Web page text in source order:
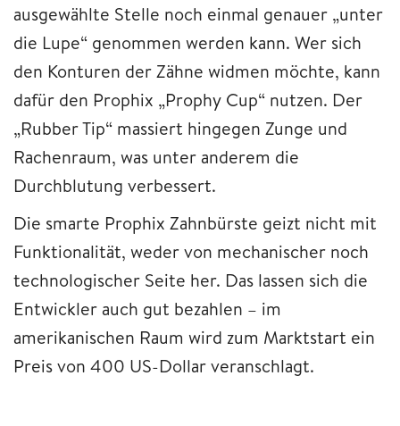
ausgewählte Stelle noch einmal genauer „unter
die Lupe“ genommen werden kann. Wer sich
den Konturen der Zähne widmen möchte, kann
dafür den Prophix „Prophy Cup“ nutzen. Der
„Rubber Tip“ massiert hingegen Zunge und
Rachenraum, was unter anderem die
Durchblutung verbessert.
Die smarte Prophix Zahnbürste geizt nicht mit
Funktionalität, weder von mechanischer noch
technologischer Seite her. Das lassen sich die
Entwickler auch gut bezahlen – im
amerikanischen Raum wird zum Marktstart ein
Preis von 400 US-Dollar veranschlagt.